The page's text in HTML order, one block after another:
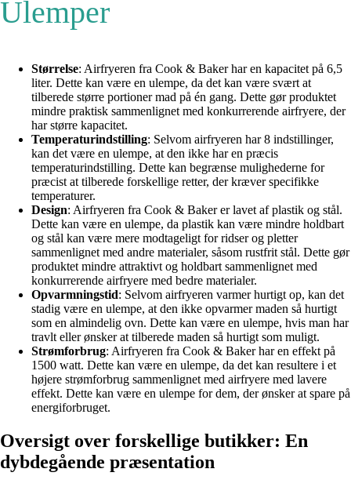
Ulemper
Størrelse: Airfryeren fra Cook & Baker har en kapacitet på 6,5
liter. Dette kan være en ulempe, da det kan være svært at
tilberede større portioner mad på én gang. Dette gør produktet
mindre praktisk sammenlignet med konkurrerende airfryere, der
har større kapacitet.
Temperaturindstilling: Selvom airfryeren har 8 indstillinger,
kan det være en ulempe, at den ikke har en præcis
temperaturindstilling. Dette kan begrænse mulighederne for
præcist at tilberede forskellige retter, der kræver specifikke
temperaturer.
Design: Airfryeren fra Cook & Baker er lavet af plastik og stål.
Dette kan være en ulempe, da plastik kan være mindre holdbart
og stål kan være mere modtageligt for ridser og pletter
sammenlignet med andre materialer, såsom rustfrit stål. Dette gør
produktet mindre attraktivt og holdbart sammenlignet med
konkurrerende airfryere med bedre materialer.
Opvarmningstid: Selvom airfryeren varmer hurtigt op, kan det
stadig være en ulempe, at den ikke opvarmer maden så hurtigt
som en almindelig ovn. Dette kan være en ulempe, hvis man har
travlt eller ønsker at tilberede maden så hurtigt som muligt.
Strømforbrug: Airfryeren fra Cook & Baker har en effekt på
1500 watt. Dette kan være en ulempe, da det kan resultere i et
højere strømforbrug sammenlignet med airfryere med lavere
effekt. Dette kan være en ulempe for dem, der ønsker at spare på
energiforbruget.
Oversigt over forskellige butikker: En
dybdegående præsentation